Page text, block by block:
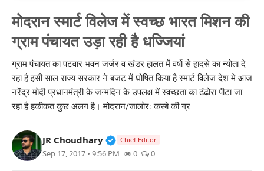
खेल
शिक्षा
लाइफस्टाइल
मनोरंजन
तकनीक
विशेष
मोदरान स्मार्ट विलेज में स्वच्छ भारत मिशन की
ग्राम पंचायत उड़ा रही है धज्जियां
ग्राम पंचायत का पटवार भवन जर्जर व खंडर हालत में वर्षो से हादसे का न्योता दे
रहा है इसी साल राज्य सरकार ने बजट में घोषित किया है स्मार्ट विलेज देश मे आज
नरेंद्र मोदी प्रधानमंत्री के जन्मदिन के उपलक्ष में स्वच्छता का ढंढोरा पीटा जा
रहा है हकीकत कुछ अलग है। मोदरान/जालोर: कस्बे की ग्र
JR Choudhary Verified Public Figure • 30 Mar,
Chief Editor
Sep 17, 2017 • 9:56 PM 0 0